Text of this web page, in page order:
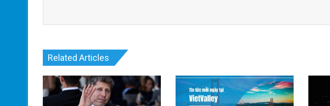
Related Articles